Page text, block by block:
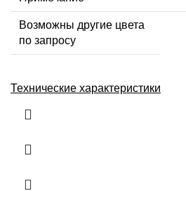
Возможны другие цвета
по запросу
Технические характеристики